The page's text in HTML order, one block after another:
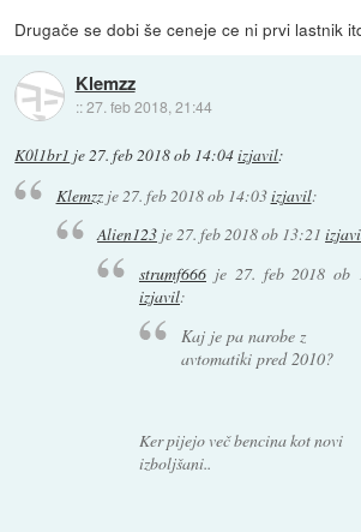
Drugače se dobi še ceneje ce ni prvi lastnik
Klemzz
::27. feb 2018, 21:44
K0l1br1 je27. feb 2018 ob 14:04izjavil:
Klemzzje 27. feb 2018 ob 14:03izjavil:
Alien123 je27. feb 2018 ob 13:21
strumf666je 27. feb 2018 ob
izjavil:
Kaj je pa narobe z
avtomatiki pred 2010?
Ker pijejo več bencina kot novi
izboljšani..